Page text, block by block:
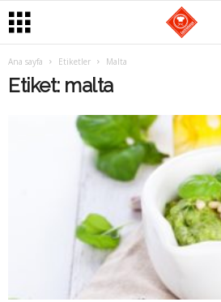
Ana sayfa Etiketler Malta
Etiket: malta